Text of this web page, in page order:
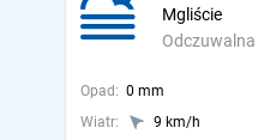
Odczuwalna
Mgliście
Opad: 0 mm
Wiatr:
9 km/h